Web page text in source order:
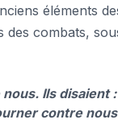
éléments
combats,
Ils disaient
contre